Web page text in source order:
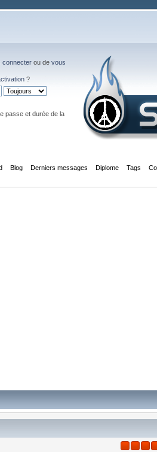
connecter ou de vous
?
passe et durée de la
Blog Derniers messages Diplome Tags